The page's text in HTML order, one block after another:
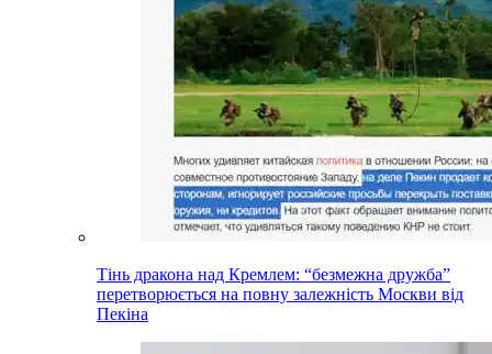
Тінь дракона над Кремлем: “безмежна дружба”
перетворюється на повну залежність Москви від
Пекіна